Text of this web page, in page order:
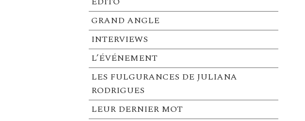
GRAND ANGLE
INTERVIEWS
L’ÉVÉNEMENT
LES FULGURANCES DE JULIANA
RODRIGUES
LEUR DERNIER MOT